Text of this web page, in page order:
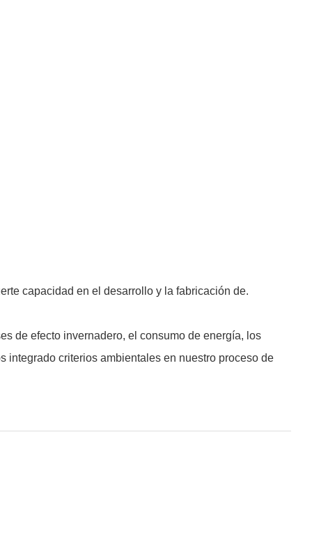
capacidad en el desarrollo y la fabricación de.
de efecto invernadero, el consumo de energía, los
integrado criterios ambientales en nuestro proceso de